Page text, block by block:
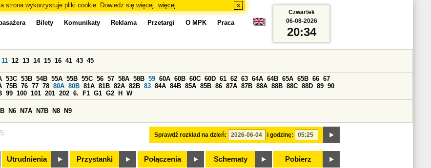
strona wykorzystuje pliki cookie. Dowiedz się więcej. więcej x
Bilety Komunikaty Reklama Przetargi O MPK Praca
Sprawdź rozkład na dzień: i godzinę:
11 12 13 14 15 16 41 43 45
53C 53B 54B 55A 55B 55C 56 57 58A 58B 59 60A 60B 60C 60D 61 62 63 64A 64B 65A 65B 66 67
75B 76 77 78 80A 80B 81A 81B 82A 82B 83 84A 84B 85A 85B 86 87A 87B 88A 88B 88C 88D 89 90
99 100 101 201 202 6. F1 G1 G2 H W
N6 N7A N7B N8 N9
Utrudnienia Przystanki Połączenia Schematy Pobierz
Czwartek
06-08-2026
20:34